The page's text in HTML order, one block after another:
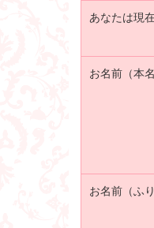
あなたは現
お名前（本名
お名前（ふ